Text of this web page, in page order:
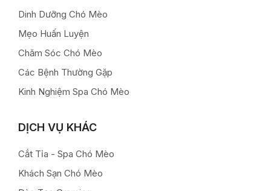
Dinh Dưỡng Chó Mèo
Mẹo Huấn Luyện
Chăm Sóc Chó Mèo
Các Bệnh Thường Gặp
Kinh Nghiệm Spa Chó Mèo
DỊCH VỤ KHÁC
Cắt Tỉa - Spa Chó Mèo
Khách Sạn Chó Mèo